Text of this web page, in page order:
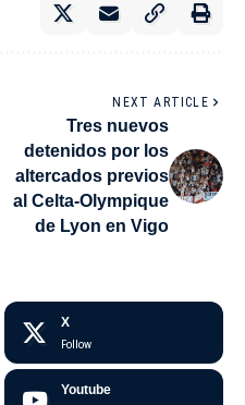
NEXT ARTICLE
Tres nuevos
detenidos por los
altercados previos
al Celta-Olympique
de Lyon en Vigo
X
Follow
Youtube